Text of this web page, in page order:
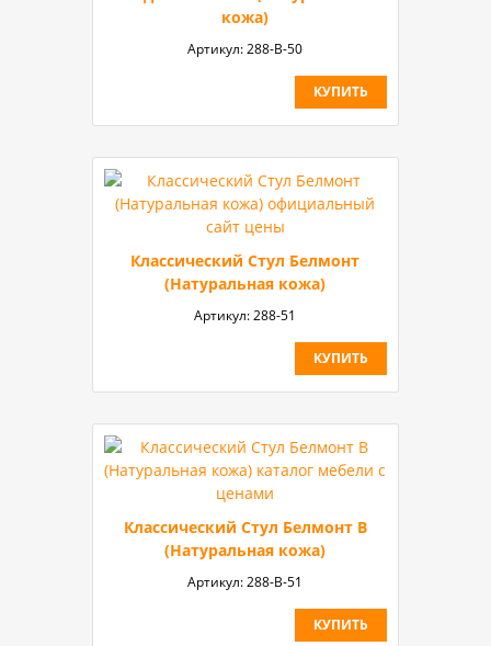
кожа)
Артикул:288-B-50
КУПИТЬ
Классический Стул Белмонт
(Натуральная кожа)
Артикул:288-51
КУПИТЬ
Классический Стул Белмонт В
(Натуральная кожа)
Артикул:288-B-51
КУПИТЬ